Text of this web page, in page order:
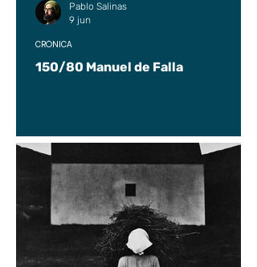
150/80 Manuel de Falla
CRÓNICA
Pablo Salinas
9 jun